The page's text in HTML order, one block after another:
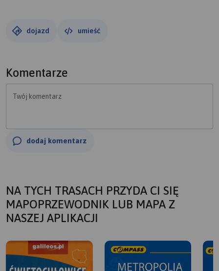
dojazd umieść
Komentarze
Twój komentarz
dodaj komentarz
NA TYCH TRASACH PRZYDA CI SIĘ
MAPOPRZEWODNIK LUB MAPA Z
NASZEJ APLIKACJI